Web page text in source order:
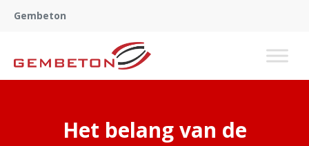
Gembeton
Het belang van de